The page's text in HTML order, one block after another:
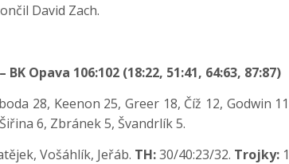
David Zach.
BK Opava 106:102 (18:22, 51:41, 64:63, 87:87)
28, Keenon 25, Greer 18, Číž 12, Godwin
6, Zbránek 5, Švandrlík 5.
Vošáhlík, Jeřáb. TH:30/40:23/32. Trojky: